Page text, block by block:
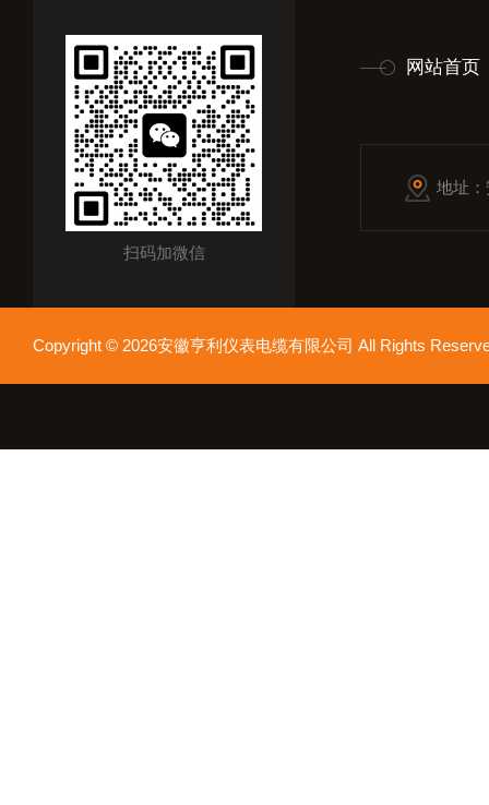
扫码加微信
网站首页
地址
Copyright © 2026安徽亨利仪表电缆有限公司 All Rights